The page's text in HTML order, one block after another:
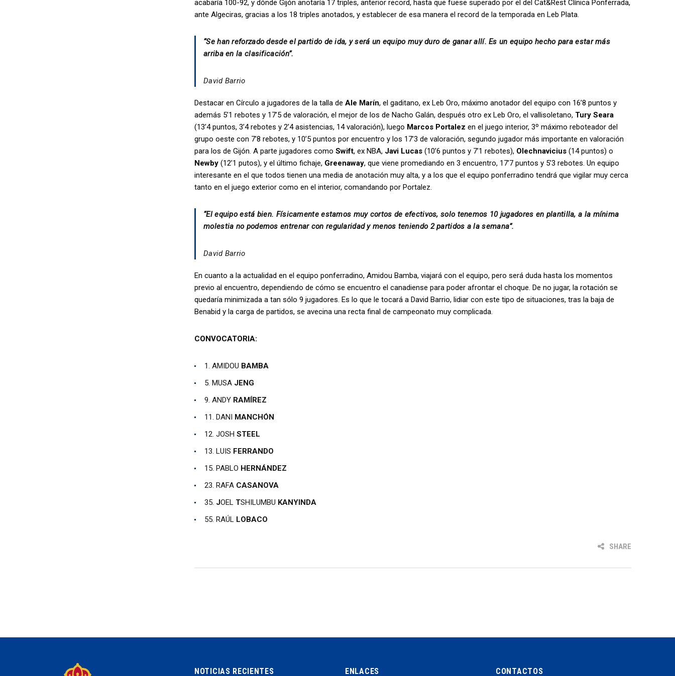
acabaría 100-92, y dónde Gijón anotaría 17 triples, anterior record, hasta que fuese superado por el del Cat&Rest Clínica Ponferrada,
ante Algeciras, gracias a los 18 triples anotados, y establecer de esa manera el record de la temporada en Leb Plata.
“Se han reforzado desde el partido de ida, y será un equipo muy duro de ganar allí. Es un equipo hecho para estar más
arriba en la clasificación”.
David Barrio
Destacar en Círculo a jugadores de la talla de Ale Marín, el gaditano, ex Leb Oro, máximo anotador del equipo con 16’8 puntos y
además 5’1 rebotes y 17’5 de valoración, el mejor de los de Nacho Galán, después otro ex Leb Oro, el vallisoletano, Tury Seara
(13’4 puntos, 3’4 rebotes y 2’4 asistencias, 14 valoración), luego Marcos Portalez en el juego interior, 3º máximo reboteador del
grupo oeste con 7’8 rebotes, y 10’5 puntos por encuentro y los 17’3 de valoración, segundo jugador más importante en valoración
para los de Gijón. A parte jugadores como Swift, ex NBA, Javi Lucas (10’6 puntos y 7’1 rebotes), Olechnavicius (14 puntos) o
Newby (12’1 putos), y el último fichaje, Greenaway, que viene promediando en 3 encuentro, 17’7 puntos y 5’3 rebotes. Un equipo
interesante en el que todos tienen una media de anotación muy alta, y a los que el equipo ponferradino tendrá que vigilar muy cerca
tanto en el juego exterior como en el interior, comandando por Portalez.
“El equipo está bien. Físicamente estamos muy cortos de efectivos, solo tenemos 10 jugadores en plantilla, a la mínima
molestia no podemos entrenar con regularidad y menos teniendo 2 partidos a la semana”.
David Barrio
En cuanto a la actualidad en el equipo ponferradino, Amidou Bamba, viajará con el equipo, pero será duda hasta los momentos
previo al encuentro, dependiendo de cómo se encuentro el canadiense para poder afrontar el choque. De no jugar, la rotación se
quedaría minimizada a tan sólo 9 jugadores. Es lo que le tocará a David Barrio, lidiar con este tipo de situaciones, tras la baja de
Benabid y la carga de partidos, se avecina una recta final de campeonato muy complicada.
CONVOCATORIA:
1. AMIDOU BAMBA
5. MUSA JENG
9. ANDY RAMÍREZ
11. DANI
MANCHÓN
12. JOSH STEEL
13. LUIS FERRANDO
15. PABLO HERNÁNDEZ
23. RAFA CASANOVA
35. JOEL TSHILUMBU KANYINDA
55. RAÚL LOBACO
SHARE
NOTICIAS RECIENTES ENLACES CONTACTOS